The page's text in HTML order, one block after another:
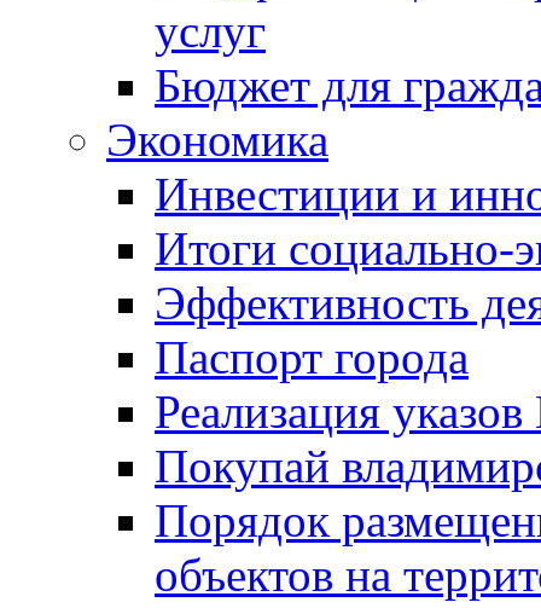
услуг
Бюджет для
Экономика
Инвестиции и
Итоги социально-
Эффективность
Паспорт города
Реализация
Покупай
Порядок
объектов на